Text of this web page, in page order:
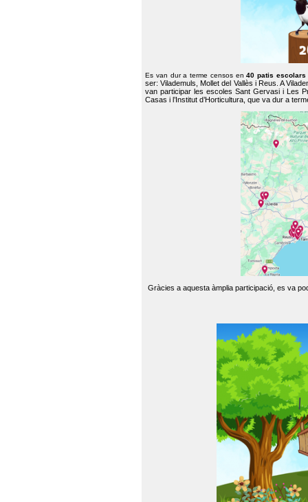
Es van dur a terme censos en40 patis escolars
ser: Vilademuls, Mollet del Vallès i Reus. A
van participar les escoles Sant Gervasi i Les
Casas i l’Institut d’Horticultura, que va dur a
Gràcies a aquesta àmplia participació, es va